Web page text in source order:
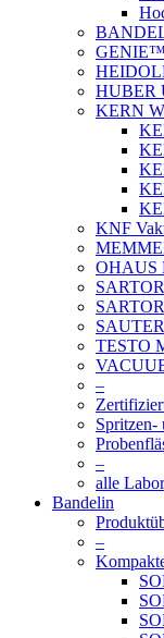
GENIE™
HUBER
KERN
KNF
OHAUS
TESTO
–
Spritzen-
–
alle
Bandelin
–